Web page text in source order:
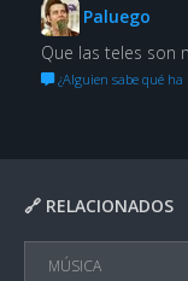
🔗 RELACIONADOS
MÚSICA
Paluego
Que las teles son
¿Alguien sabe qué ha